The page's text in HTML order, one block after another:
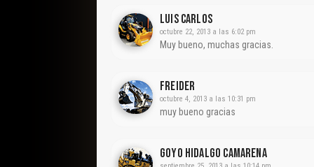
Luis Carlos
octubre 22, 2013 a las 6:02 pm
Muy bueno, muchas gracias.
Freider
octubre 4, 2013 a las 10:31 pm
muy bueno gracias
Goyo Hidalgo Camarena